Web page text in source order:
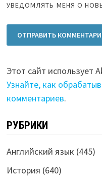
УВЕДОМЛЯТЬ МЕНЯ О
Этот сайт использует
Узнайте, как
комментариев.
РУБРИКИ
Английский язык (445)
История (640)